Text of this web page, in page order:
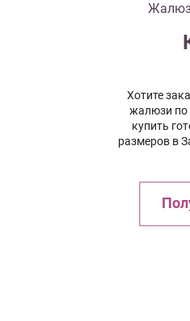
Хотите
жалюзи по
купить
размеров в